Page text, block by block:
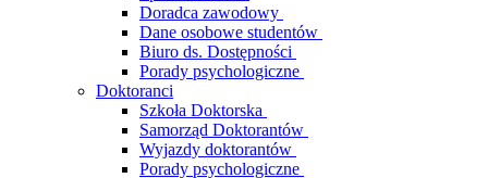
Doradca zawodowy
Dane osobowe studentów
Biuro ds. Dostępności
Porady psychologiczne
Doktoranci
Szkoła Doktorska
Samorząd Doktorantów
Wyjazdy doktorantów
Porady psychologiczne